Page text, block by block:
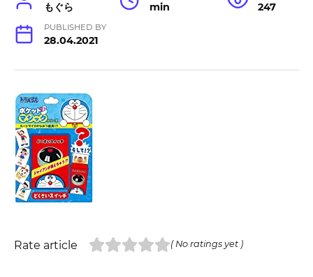
もぐら min 247
PUBLISHED BY
28.04.2021
Rate article ( No ratings yet )